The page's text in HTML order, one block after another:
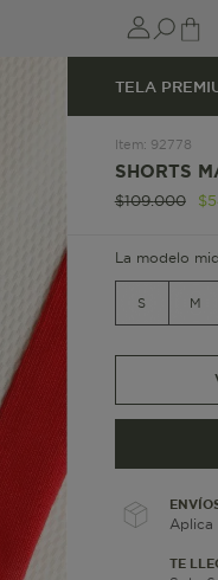
TELA
Item: 92778
SHORTS
$109.000 $
La modelo
S M
Aplica
TE